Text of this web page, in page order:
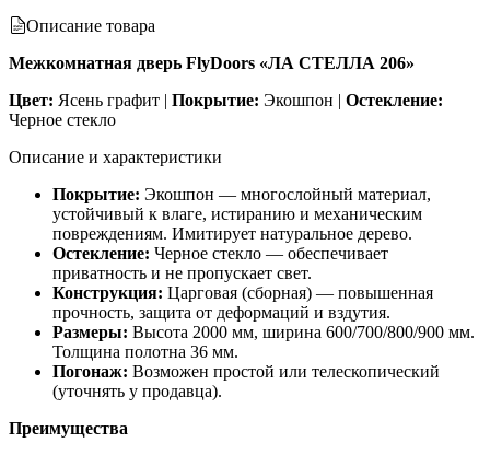
Описание товара
Межкомнатная дверь FlyDoors «ЛА СТЕЛЛА 206»
Цвет: Ясень графит | Покрытие: Экошпон | Остекление:
Черное стекло
Описание и характеристики
Покрытие: Экошпон — многослойный материал,
устойчивый к влаге, истиранию и механическим
повреждениям. Имитирует натуральное дерево.
Остекление: Черное стекло — обеспечивает
приватность и не пропускает свет.
Конструкция: Царговая (сборная) — повышенная
прочность, защита от деформаций и вздутия.
Размеры: Высота 2000 мм, ширина 600/700/800/900 мм.
Толщина полотна 36 мм.
Погонаж: Возможен простой или телескопический
(уточнять у продавца).
Преимущества